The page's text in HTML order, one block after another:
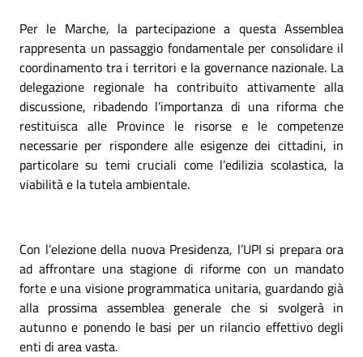
Per le Marche, la partecipazione a questa Assemblea
rappresenta un passaggio fondamentale per consolidare il
coordinamento tra i territori e la governance nazionale. La
delegazione regionale ha contribuito attivamente alla
discussione, ribadendo l’importanza di una riforma che
restituisca alle Province le risorse e le competenze
necessarie per rispondere alle esigenze dei cittadini, in
particolare su temi cruciali come l’edilizia scolastica, la
viabilità e la tutela ambientale.
Con l’elezione della nuova Presidenza, l’UPI si prepara ora
ad affrontare una stagione di riforme con un mandato
forte e una visione programmatica unitaria, guardando già
alla prossima assemblea generale che si svolgerà in
autunno e ponendo le basi per un rilancio effettivo degli
enti di area vasta.